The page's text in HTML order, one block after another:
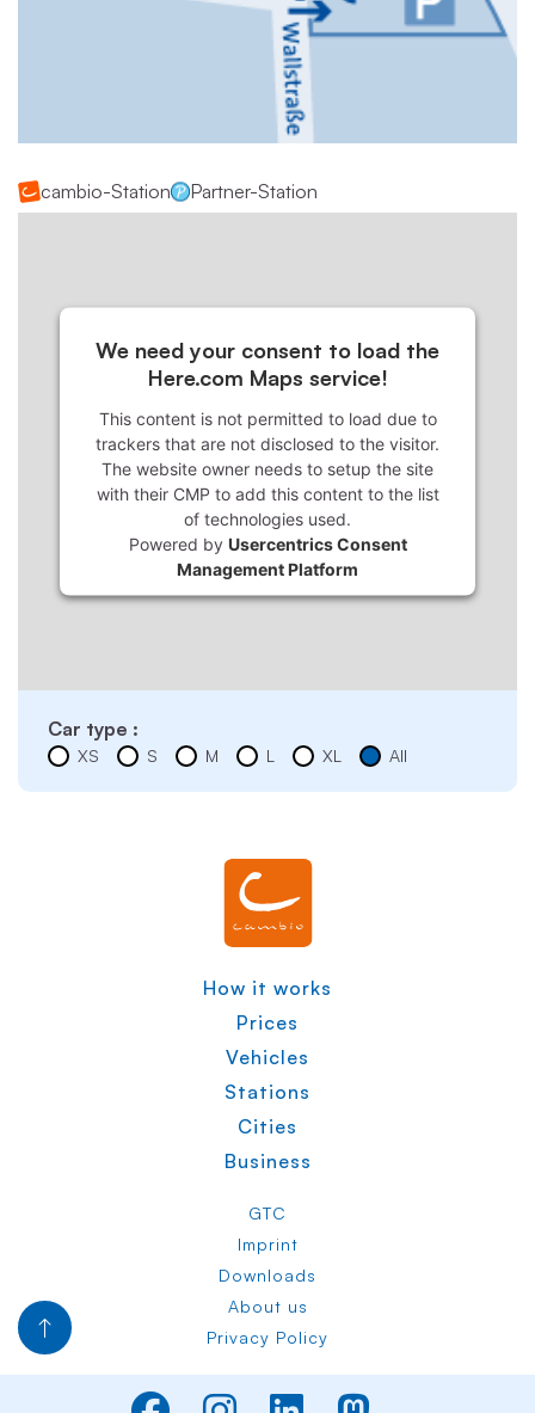
cambio-Station Partner-Station
We need your consent to load the
Here.com Maps service!
This content is not permitted to load due to
trackers that are not disclosed to the visitor.
The website owner needs to setup the site
with their CMP to add this content to the list
of technologies used.
Powered by Usercentrics Consent
Management Platform
Car type :
XS S M L XL All
How it works
Prices
Vehicles
Stations
Cities
Business
GTC
Imprint
Downloads
About us
Privacy Policy